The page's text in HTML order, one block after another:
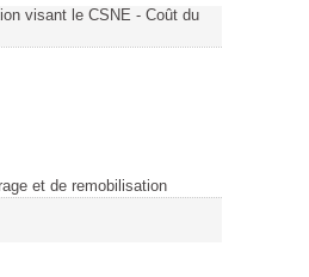
visant le CSNE - Coût du
et de remobilisation